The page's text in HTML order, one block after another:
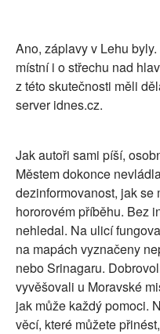
Ano, záplavy v Lehu
místní i o střechu nad
z této skutečnosti měli
server idnes.cz.
Jak autoři sami píší,
Městem dokonce
dezinformovanost, jak se
hororovém příběhu. Bez
nehledal. Na ulicí
na mapách vyznačeny
nebo Srinagaru.
vyvěšovali u Moravské
jak může každý pomoci.
věcí, které můžete